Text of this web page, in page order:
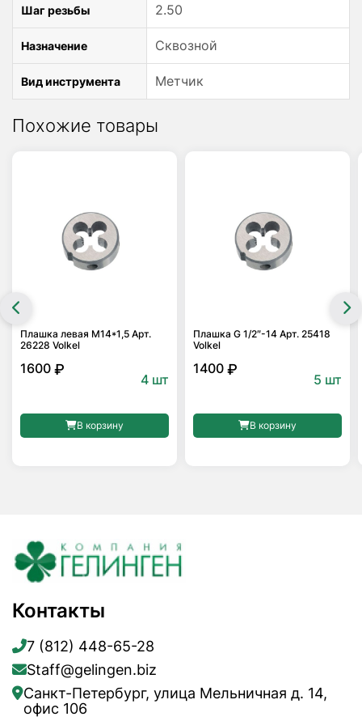
Шаг резьбы 2.50
Назначение Сквозной
Вид инструмента Метчик
Похожие товары
Плашка левая M14*1,5 Арт.
26228 Volkel
1600 ₽
4 шт
В корзину
Плашка G 1/2″-14 Арт. 25418
Volkel
1400 ₽
5 шт
В корзину
Контакты
7 (812) 448-65-28
Staff@gelingen.biz
Санкт-Петербург, улица Мельничная д. 14,
офис 106